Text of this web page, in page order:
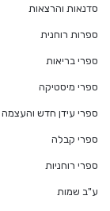
סדנאות והרצאות
ספרות רוחנית
ספרי בריאות
ספרי מיסטיקה
ספרי עידן חדש והעצמה
ספרי קבלה
ספרי רוחניות
ע"ב שמות